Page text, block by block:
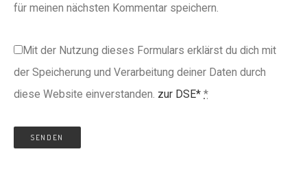
für meinen nächsten Kommentar speichern.
Mit der Nutzung dieses Formulars erklärst du dich mit
der Speicherung und Verarbeitung deiner Daten durch
diese Website einverstanden. zur DSE* *